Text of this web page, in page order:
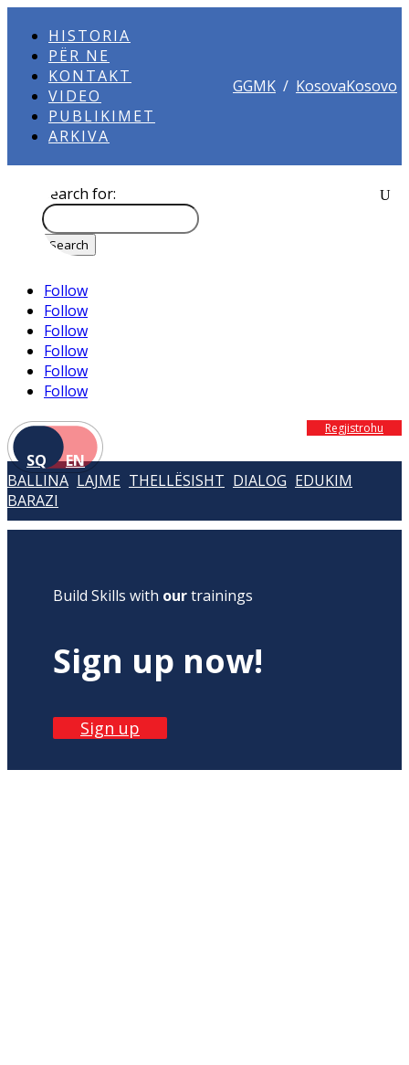
HISTORIA
PËR NE
KONTAKT
VIDEO
PUBLIKIMET
ARKIVA
GGMK / KosovaKosovo
Search for:
Follow
Follow
Follow
Follow
Follow
Follow
SQ EN
Regjistrohu
BALLINA LAJME THELLËSISHT DIALOG EDUKIM
BARAZI
Build Skills with ourtrainings
Sign up now!
Sign up